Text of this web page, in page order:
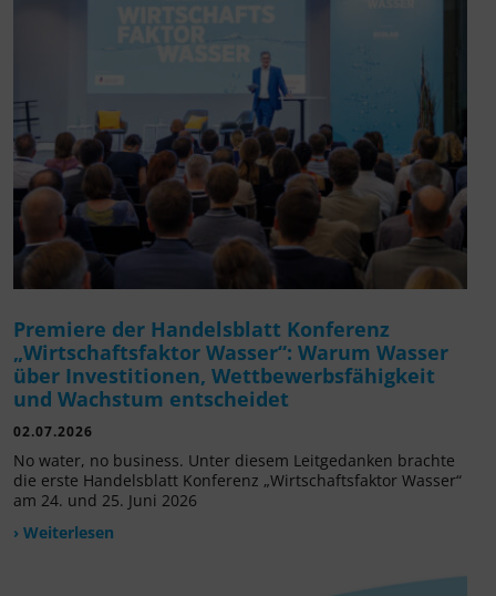
Premiere der Handelsblatt Konferenz
„Wirtschaftsfaktor Wasser“: Warum Wasser
über Investitionen, Wettbewerbsfähigkeit
und Wachstum entscheidet
02.07.2026
No water, no business. Unter diesem Leitgedanken brachte
die erste Handelsblatt Konferenz „Wirtschaftsfaktor Wasser“
am 24. und 25. Juni 2026
› Weiterlesen